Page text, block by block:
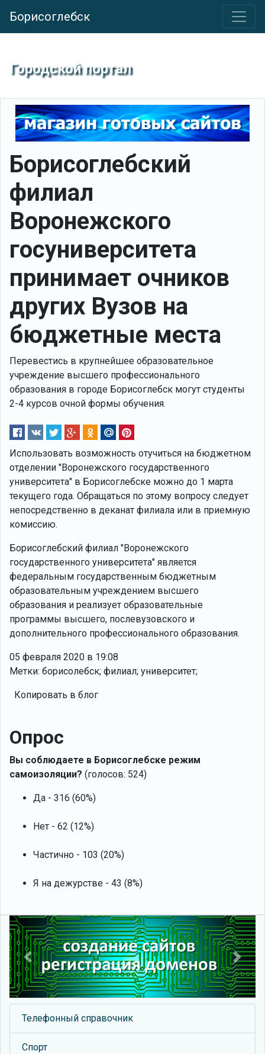
Борисоглебск
Городской портал
Борисоглебский
филиал
Воронежского
госуниверситета
принимает очников
других Вузов на
бюджетные места
Перевестись в крупнейшее образовательное
учреждение высшего профессионального
образования в городе Борисоглебск могут студенты
2-4 курсов очной формы обучения.
Использовать возможность отучиться на бюджетном
отделении "Воронежского государственного
университета" в Борисоглебске можно до 1 марта
текущего года. Обращаться по этому вопросу следует
непосредственно в деканат филиала или в приемную
комиссию.
Борисоглебский филиал "Воронежского
государственного университета" является
федеральным государственным бюджетным
образовательным учреждением высшего
образования и реализует образовательные
программы высшего, послевузовского и
дополнительного профессионального образования.
05 февраля 2020 в 19:08
Метки: борисолебск; филиал; университет;
Копировать в блог
Опрос
Вы соблюдаете в Борисоглебске режим
самоизоляции? (голосов: 524)
Да - 316 (60%)
Нет - 62 (12%)
Частично - 103 (20%)
Я на дежурстве - 43 (8%)
Previous Next
Телефонный справочник
Спорт